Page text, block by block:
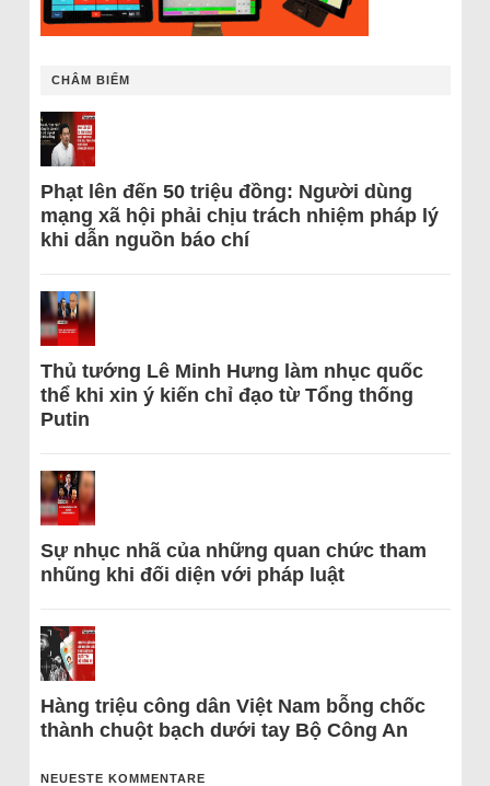
CHÂM BIẾM
Phạt lên đến 50 triệu đồng: Người dùng
mạng xã hội phải chịu trách nhiệm pháp lý
khi dẫn nguồn báo chí
Thủ tướng Lê Minh Hưng làm nhục quốc
thể khi xin ý kiến chỉ đạo từ Tổng thống
Putin
Sự nhục nhã của những quan chức tham
nhũng khi đối diện với pháp luật
Hàng triệu công dân Việt Nam bỗng chốc
thành chuột bạch dưới tay Bộ Công An
NEUESTE KOMMENTARE